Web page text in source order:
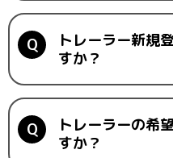
トレーラー新規
すか？
トレーラーの希
すか？